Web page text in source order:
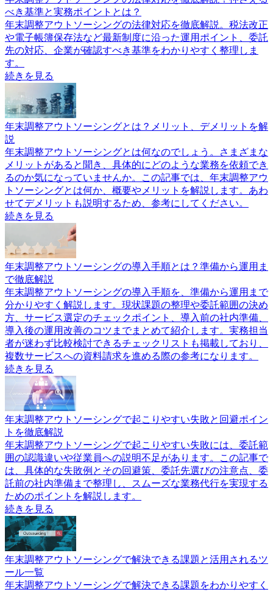
べき基準と実務ポイントとは？
年末調整アウトソーシングの法律対応を徹底解説。税法改正
や電子帳簿保存法など最新制度に沿った運用ポイント、委託
先の対応、企業が確認すべき基準をわかりやすく整理しま
す。
続きを見る
年末調整アウトソーシングとは？メリット、デメリットを解
説
年末調整アウトソーシングとは何なのでしょう。さまざまな
メリットがあると聞き、具体的にどのような業務を依頼でき
るのか気になっていませんか。この記事では、年末調整アウ
トソーシングとは何か、概要やメリットを解説します。あわ
せてデメリットも説明するため、参考にしてください。
続きを見る
年末調整アウトソーシングの導入手順とは？準備から運用ま
で徹底解説
年末調整アウトソーシングの導入手順を、準備から運用まで
分かりやすく解説します。現状課題の整理や委託範囲の決め
方、サービス選定のチェックポイント、導入前の社内準備、
導入後の運用改善のコツまでまとめて紹介します。実務担当
者が迷わず比較検討できるチェックリストも掲載しており、
複数サービスへの資料請求を進める際の参考になります。
続きを見る
年末調整アウトソーシングで起こりやすい失敗と回避ポイン
トを徹底解説
年末調整アウトソーシングで起こりやすい失敗には、委託範
囲の認識違いや従業員への説明不足があります。この記事で
は、具体的な失敗例とその回避策、委託先選びの注意点、委
託前の社内準備まで整理し、スムーズな業務代行を実現する
ためのポイントを解説します。
続きを見る
年末調整アウトソーシングで解決できる課題と活用されるツ
ール一覧
年末調整アウトソーシングで解決できる課題をわかりやすく